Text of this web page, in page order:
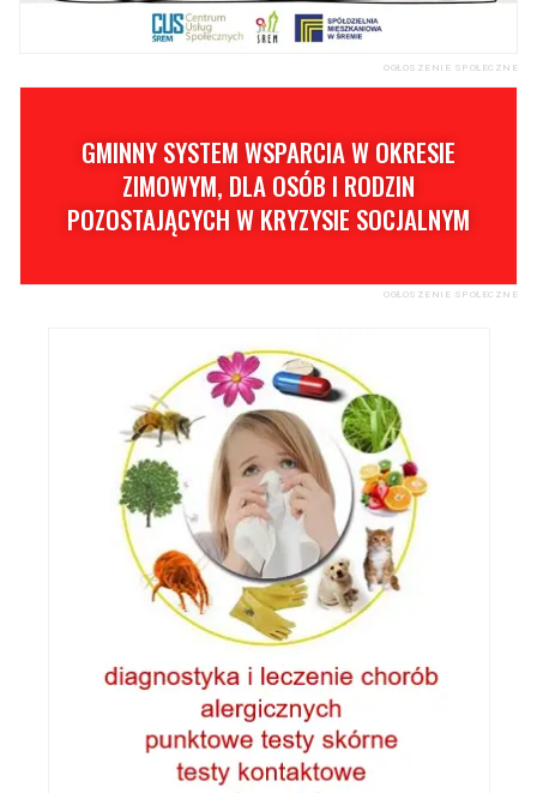
OGŁOSZENIE SPOŁECZNE
GMINNY SYSTEM WSPARCIA W OKRESIE
ZIMOWYM, DLA OSÓB I RODZIN
POZOSTAJĄCYCH W KRYZYSIE SOCJALNYM
OGŁOSZENIE SPOŁECZNE